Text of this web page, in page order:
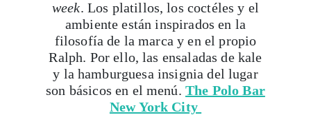
week. Los platillos, los coctéles y el
ambiente están inspirados en la
filosofía de la marca y en el propio
Ralph. Por ello, las ensaladas de kale
y la hamburguesa insignia del lugar
son básicos en el menú. The Polo Bar
New York City